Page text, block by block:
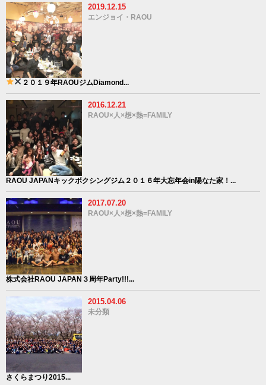
2019.12.15
エンジョイ・RAOU
２０１９年RAOUジムDiamond...
2016.12.21
RAOU×人×想×熱=FAMILY
RAOU JAPANキックボクシングジム２０１６年大忘年会in陽なた家！...
2017.07.20
RAOU×人×想×熱=FAMILY
株式会社RAOU JAPAN３周年Party!!!...
2015.04.06
未分類
さくらまつり2015...